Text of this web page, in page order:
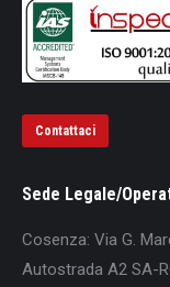
Contattaci
Sede Legale/
Cosenza: Via G.
Autostrada A2 SA-